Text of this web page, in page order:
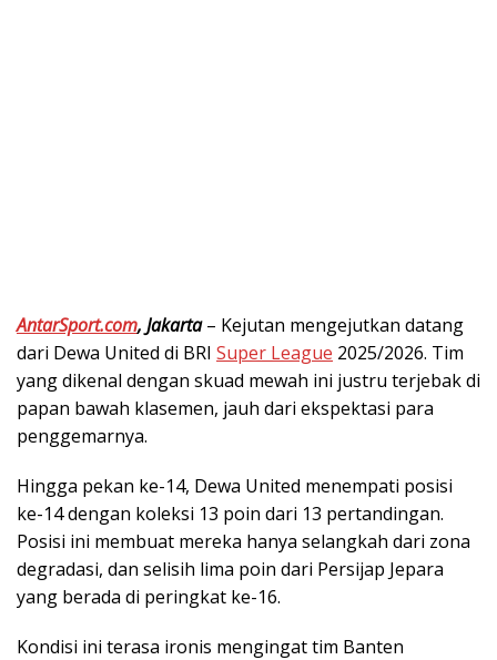
AntarSport.com, Jakarta– Kejutan mengejutkan datang
dari Dewa United di BRI Super League 2025/2026. Tim
yang dikenal dengan skuad mewah ini justru terjebak di
papan bawah klasemen, jauh dari ekspektasi para
penggemarnya.
Hingga pekan ke-14, Dewa United menempati posisi
ke-14 dengan koleksi 13 poin dari 13 pertandingan.
Posisi ini membuat mereka hanya selangkah dari zona
degradasi, dan selisih lima poin dari Persijap Jepara
yang berada di peringkat ke-16.
Kondisi ini terasa ironis mengingat tim Banten